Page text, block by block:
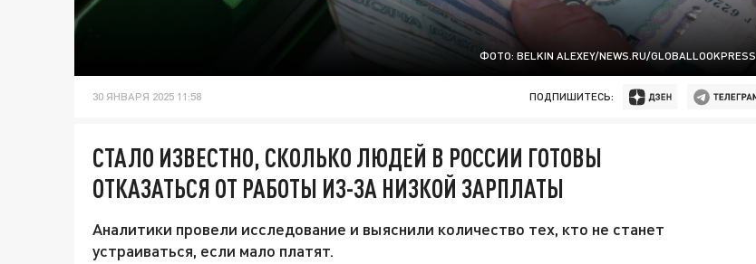
ФОТО: BELKIN ALEXEY/NEWS.RU/GLOBALLOOKPRESS
30 ЯНВАРЯ 2025 11:58 ПОДПИШИТЕСЬ:
СТАЛО ИЗВЕСТНО, СКОЛЬКО ЛЮДЕЙ В РОССИИ ГОТОВЫ
ОТКАЗАТЬСЯ ОТ РАБОТЫ ИЗ-ЗА НИЗКОЙ ЗАРПЛАТЫ
Аналитики провели исследование и выяснили количество тех, кто не станет
устраиваться, если мало платят.